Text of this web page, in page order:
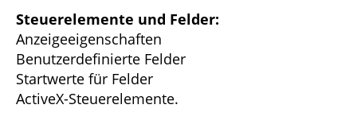
Steuerelemente und Felder:
Anzeigeeigenschaften
Benutzerdefinierte Felder
Startwerte für Felder
ActiveX-Steuerelemente.